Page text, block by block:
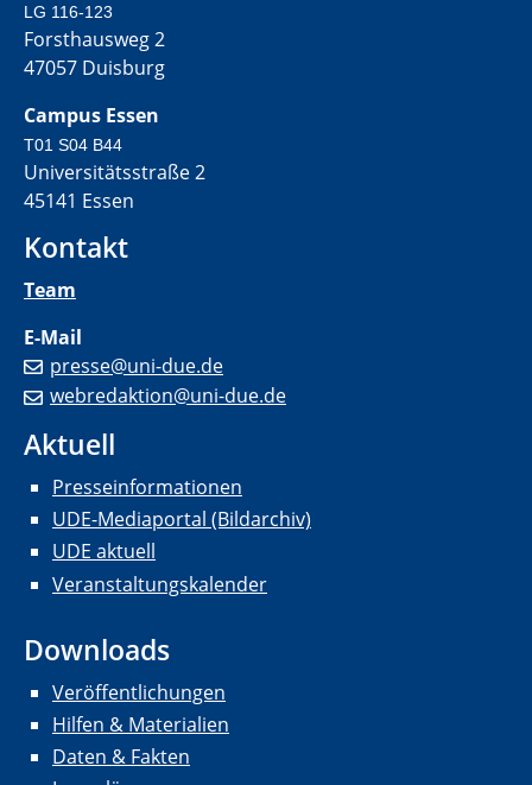
LG 116-123
Forsthausweg 2
47057 Duisburg
Campus Essen
T01 S04 B44
Universitätsstraße 2
45141 Essen
Kontakt
Team
E-Mail
presse@uni-due.de
webredaktion@uni-due.de
Aktuell
Presseinformationen
UDE-Mediaportal (Bildarchiv)
UDE aktuell
Veranstaltungskalender
Downloads
Veröffentlichungen
Hilfen & Materialien
Daten & Fakten